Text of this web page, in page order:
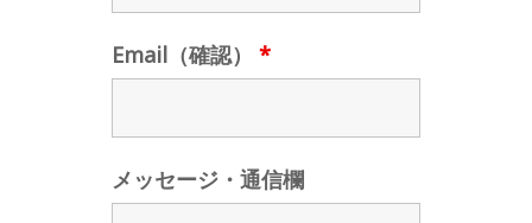
Email（確認） *
メッセージ・通信欄